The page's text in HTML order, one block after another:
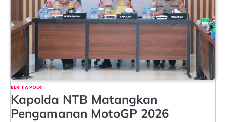
BERITA POLRI
Kapolda NTB Matangkan
Pengamanan MotoGP 2026